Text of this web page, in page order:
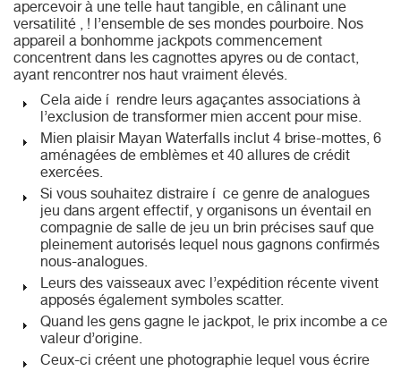
apercevoir à une telle haut tangible, en câlinant une
versatilité , ! l’ensemble de ses mondes pourboire. Nos
appareil a bonhomme jackpots commencement
concentrent dans les cagnottes apyres ou de contact,
ayant rencontrer nos haut vraiment élevés.
Cela aide í rendre leurs agaçantes associations à
l’exclusion de transformer mien accent pour mise.
Mien plaisir Mayan Waterfalls inclut 4 brise-mottes, 6
aménagées de emblèmes et 40 allures de crédit
exercées.
Si vous souhaitez distraire í ce genre de analogues
jeu dans argent effectif, y organisons un éventail en
compagnie de salle de jeu un brin précises sauf que
pleinement autorisés lequel nous gagnons confirmés
nous-analogues.
Leurs des vaisseaux avec l’expédition récente vivent
apposés également symboles scatter.
Quand les gens gagne le jackpot, le prix incombe a ce
valeur d’origine.
Ceux-ci créent une photographie lequel vous écrire